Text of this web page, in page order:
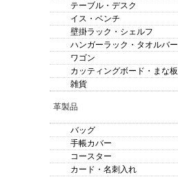
テーブル・デスク
イス・ベンチ
壁掛ラック・シェルフ
ハンガーラック・タオルバー
ワゴン
カッティングボード・まな板
雑貨
革製品
バッグ
手帳カバー
コースター
カード・名刺入れ